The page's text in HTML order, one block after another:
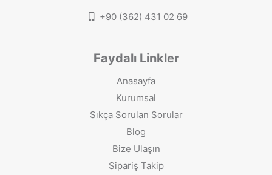
+90 (362) 431 02 69
Faydalı Linkler
Anasayfa
Kurumsal
Sıkça Sorulan Sorular
Blog
Bize Ulaşın
Sipariş Takip